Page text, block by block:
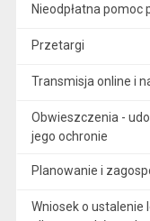
Nieodpłatna pomoc
Przetargi
Transmisja online i
Obwieszczenia -
jego ochronie
Planowanie i
Wniosek o ustalenie